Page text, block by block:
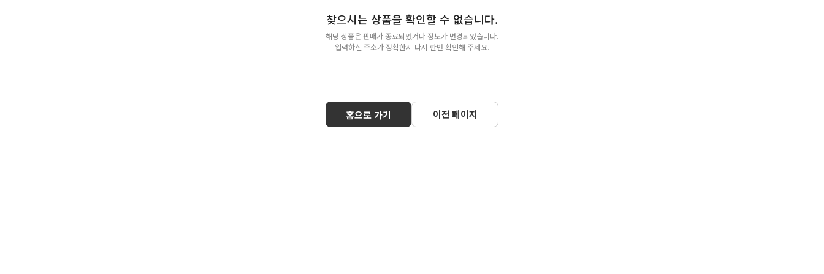
찾으시는 상품을 확인할 수 없습니다.
해당 상품은 판매가 종료되었거나 정보가 변경되었습니다.
입력하신 주소가 정확한지 다시 한번 확인해 주세요.
홈으로 가기 이전 페이지